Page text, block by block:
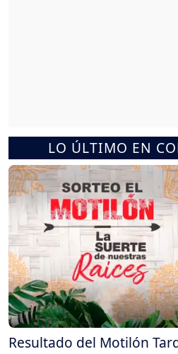
LO ÚLTIMO EN
Resultado del Motilón